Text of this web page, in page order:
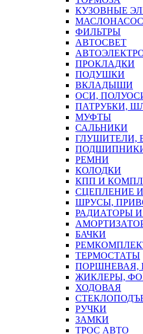
КУЗОВНЫЕ
ФИЛЬТРЫ
АВТОСВЕТ
ПРОКЛАДКИ
ПОДУШКИ
ВКЛАДЫШИ
ОСИ,
ПАТРУБКИ,
МУФТЫ
САЛЬНИКИ
ГЛУШИТЕЛИ,
РЕМНИ
КОЛОДКИ
КПП И
СЦЕПЛЕНИЕ
ШРУСЫ,
РАДИАТОРЫ
БАЧКИ
ТЕРМОСТАТЫ
ПОРШНЕВАЯ,
ЖИКЛЕРЫ,
ХОДОВАЯ
РУЧКИ
ЗАМКИ
ТРОС АВТО